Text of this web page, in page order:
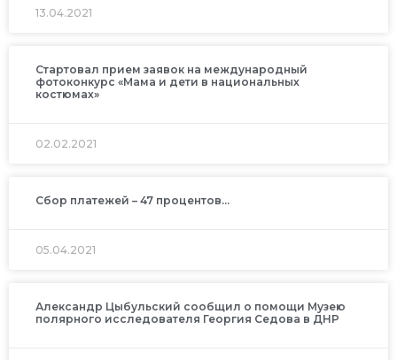
13.04.2021
Стартовал прием заявок на международный
фотоконкурс «Мама и дети в национальных
костюмах»
02.02.2021
Сбор платежей – 47 процентов…
05.04.2021
Александр Цыбульский сообщил о помощи Музею
полярного исследователя Георгия Седова в ДНР